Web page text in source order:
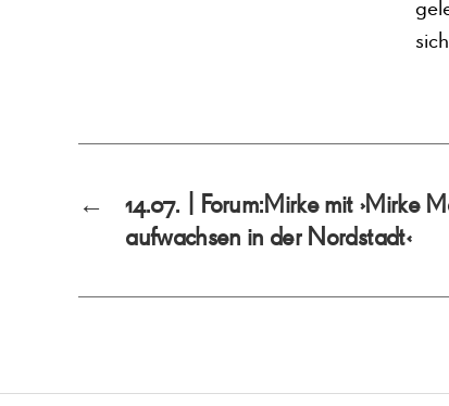
←
14.07. | Forum:Mirke mit ›Mirke
aufwachsen in der Nordstadt‹